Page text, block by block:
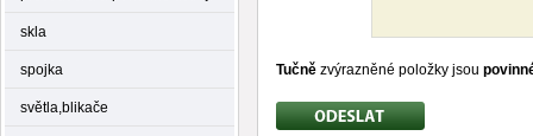
skla
spojka
světla,blikače
Tučně zvýrazněné položky jsou